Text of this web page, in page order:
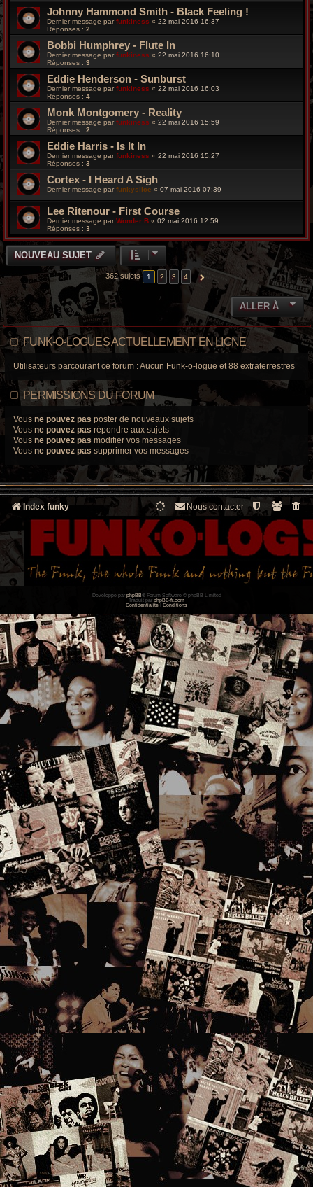
Johnny Hammond Smith - Black Feeling !
Dernier message parfunkiness « 22 mai 2016 16:37
Réponses : 2
Bobbi Humphrey - Flute In
Dernier message par funkiness « 22 mai 2016 16:10
Réponses : 3
Eddie Henderson - Sunburst
Dernier message parfunkiness « 22 mai 2016 16:03
Réponses : 4
Monk Montgomery - Reality
Dernier message par funkiness « 22 mai 2016 15:59
Réponses : 2
Eddie Harris - Is It In
Dernier message parfunkiness « 22 mai 2016 15:27
Réponses : 3
Cortex - I Heard A Sigh
Dernier message par funkyslice « 07 mai 2016 07:39
Lee Ritenour - First Course
Dernier message parWonder B « 02 mai 2016 12:59
Réponses : 3
NOUVEAU SUJET
362 sujets 1 2 3 4 SUIVANTE
ALLER À
FUNK-O-LOGUES ACTUELLEMENT EN LIGNE
Utilisateurs parcourant ce forum : Aucun Funk-o-logue et 88 extraterrestres
PERMISSIONS DU FORUM
Vous ne pouvez pas poster de nouveaux sujets
Vous ne pouvez pas répondre aux sujets
Vous ne pouvez pas modifier vos messages
Vous ne pouvez pas supprimer vos messages
Index funky Nous contacter
Développé par phpBB® Forum Software © phpBB Limited
Traduit par phpBB-fr.com
Confidentialité
Conditions